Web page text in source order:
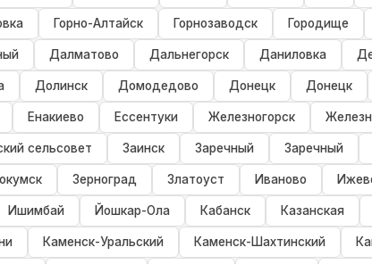
Горно-Алтайск Горнозаводск Городище
Далматово Дальнегорск Даниловка
Долинск Домодедово Донецк Донецк
Енакиево Ессентуки Железногорск
сельсовет Заинск Заречный Заречный
Зерноград Златоуст Иваново
Ишимбай Йошкар-Ола Кабанск Казанская
Каменск-Уральский Каменск-Шахтинский